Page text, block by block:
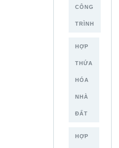
CÔNG
TRÌNH
HỢP
THỨA
HÓA
NHÀ
ĐẤT
HỢP